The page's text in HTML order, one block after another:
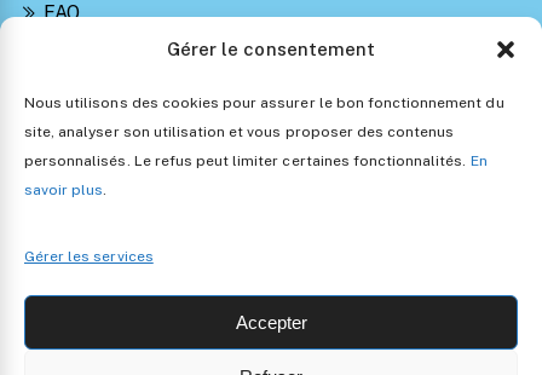
Gérer le consentement
Nous utilisons des cookies pour assurer le bon fonctionnement du
site, analyser son utilisation et vous proposer des contenus
personnalisés. Le refus peut limiter certaines fonctionnalités. En
savoir plus.
Gérer les services
Accepter
FAQ
Suivre ma commande
Retours et Remboursements
Politique de confidentialité
Conditions générales de vente
Politique d’utilisation des cookies